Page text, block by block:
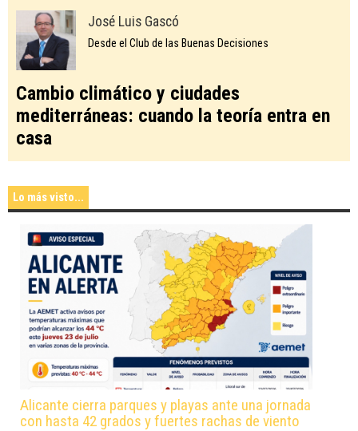
José Luis Gascó
Desde el Club de las Buenas Decisiones
Cambio climático y ciudades
mediterráneas: cuando la teoría entra en
casa
Lo más visto...
Alicante cierra parques y playas ante una jornada
con hasta 42 grados y fuertes rachas de viento